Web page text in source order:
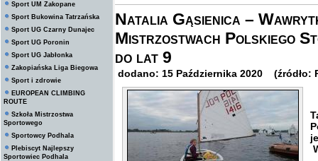
Sport UM Zakopane
Sport Bukowina Tatrzańska
Sport UG Czarny Dunajec
Sport UG Poronin
Sport UG Jabłonka
Zakopiańska Liga Biegowa
Sport i zdrowie
EUROPEAN CLIMBING
ROUTE
Szkoła Mistrzostwa
Sportowego
Sportowcy Podhala
Plebiscyt Najlepszy
Sportowiec Podhala
Natalia Gąsienica –
Mistrzostwach Polskiego
do lat 9
dodano: 15 Października 2020 (źródło: